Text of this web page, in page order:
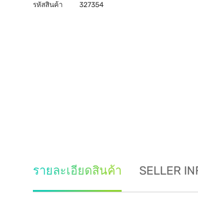
รหัสสินค้า 327354
รายละเอียดสินค้า SELLER